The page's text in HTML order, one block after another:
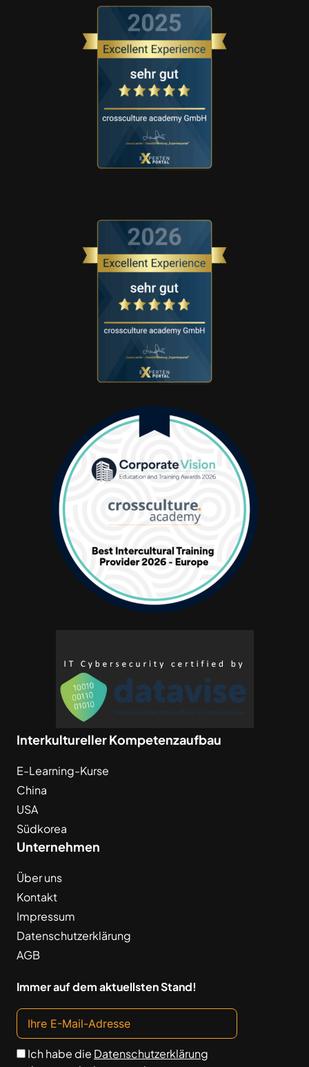
Interkultureller Kompetenzaufbau
E-Learning-Kurse
China
USA
Südkorea
Unternehmen
Über uns
Kontakt
Impressum
Datenschutzerklärung
AGB
Immer auf dem aktuellsten Stand!
Ich habe die Datenschutzerklärung